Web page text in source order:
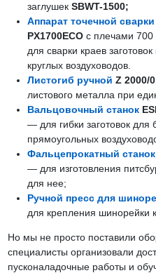
заглушек SBWT-1500;
Аппарат точечной сварки
PX1700ECOс плечами
для сварки краев
круглых воздуховодов.
Листогиб ручной Z 2000/
листового металла при
Вальцовочный станок
— для гибки заготовок
прямоугольных
Фальцепрокатный станок
— для изготовления
для нее;
Ручной пресс для
для крепления шинорейки
Но мы не просто поставили
специалисты организовали
пусконаладочные работы и